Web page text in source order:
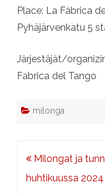
Place: La Fábrica
Pyhäjärvenkatu 5
Järjestäjät/
Fabrica del Tango
milonga
Artikkelien
selaus
Milongat ja
huhtikuussa 2024